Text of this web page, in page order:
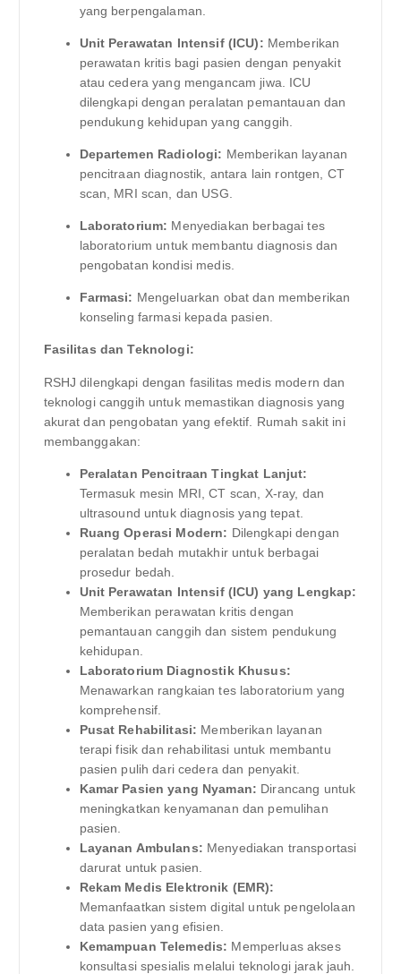
yang berpengalaman.
Unit Perawatan Intensif (ICU): Memberikan
perawatan kritis bagi pasien dengan penyakit
atau cedera yang mengancam jiwa. ICU
dilengkapi dengan peralatan pemantauan dan
pendukung kehidupan yang canggih.
Departemen Radiologi: Memberikan layanan
pencitraan diagnostik, antara lain rontgen, CT
scan, MRI scan, dan USG.
Laboratorium: Menyediakan berbagai tes
laboratorium untuk membantu diagnosis dan
pengobatan kondisi medis.
Farmasi: Mengeluarkan obat dan memberikan
konseling farmasi kepada pasien.
Fasilitas dan Teknologi:
RSHJ dilengkapi dengan fasilitas medis modern dan
teknologi canggih untuk memastikan diagnosis yang
akurat dan pengobatan yang efektif. Rumah sakit ini
membanggakan:
Peralatan Pencitraan Tingkat Lanjut:
Termasuk mesin MRI, CT scan, X-ray, dan
ultrasound untuk diagnosis yang tepat.
Ruang Operasi Modern: Dilengkapi dengan
peralatan bedah mutakhir untuk berbagai
prosedur bedah.
Unit Perawatan Intensif (ICU) yang Lengkap:
Memberikan perawatan kritis dengan
pemantauan canggih dan sistem pendukung
kehidupan.
Laboratorium Diagnostik Khusus:
Menawarkan rangkaian tes laboratorium yang
komprehensif.
Pusat Rehabilitasi: Memberikan layanan
terapi fisik dan rehabilitasi untuk membantu
pasien pulih dari cedera dan penyakit.
Kamar Pasien yang Nyaman: Dirancang untuk
meningkatkan kenyamanan dan pemulihan
pasien.
Layanan Ambulans: Menyediakan transportasi
darurat untuk pasien.
Rekam Medis Elektronik (EMR):
Memanfaatkan sistem digital untuk pengelolaan
data pasien yang efisien.
Kemampuan Telemedis: Memperluas akses
konsultasi spesialis melalui teknologi jarak jauh.